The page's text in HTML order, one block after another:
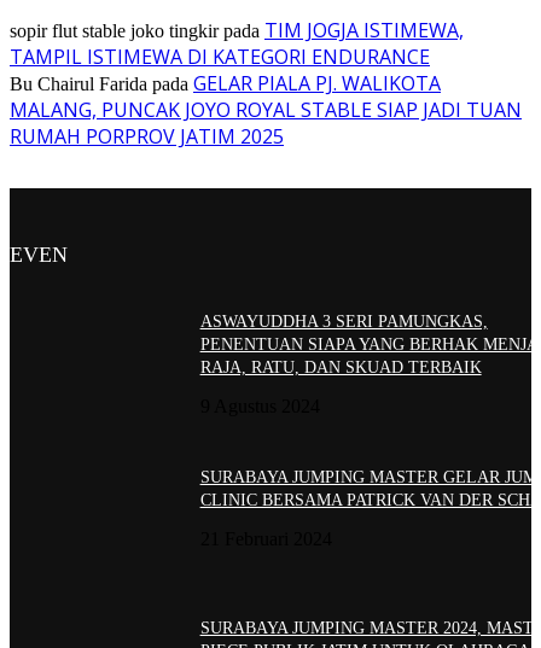
sopir flut stable joko tingkirpada TIM JOGJA ISTIMEWA,
TAMPIL ISTIMEWA DI KATEGORI ENDURANCE
Bu Chairul Farida pada GELAR PIALA PJ. WALIKOTA
MALANG, PUNCAK JOYO ROYAL STABLE SIAP JADI TUAN
RUMAH PORPROV JATIM 2025
EVEN
ASWAYUDDHA 3 SERI PAMUNGKAS,
PENENTUAN SIAPA YANG BERHAK
RAJA, RATU, DAN SKUAD TERBAIK
SURABAYA JUMPING MASTER GELAR
CLINIC BERSAMA PATRICK VAN DER
SURABAYA JUMPING MASTER 2024,